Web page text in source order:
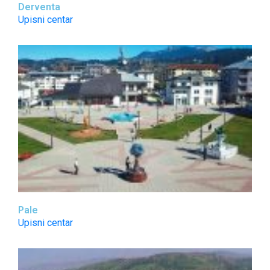
Derventa
Upisni centar
Pale
Upisni centar